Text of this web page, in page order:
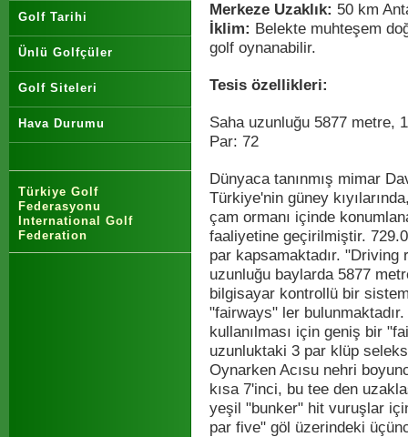
Golf Tarihi
Ünlü Golfçüler
Golf Siteleri
Hava Durumu
Türkiye Golf
Federasyonu
International Golf
Federation
Merkeze Uzaklık: 50 km
İklim: Belekte muhteşem
golf oynanabilir.
Tesis özellikleri:
Saha uzunluğu 5877 metre,
Par: 72
Dünyaca tanınmış mimar
Türkiye'nin güney
çam ormanı içinde
faaliyetine geçirilmiştir.
par kapsamaktadır.
uzunluğu baylarda 5877
bilgisayar kontrollü bir
"fairways" ler
kullanılması için geniş bir
uzunluktaki 3 par klüp
Oynarken Acısu nehri
kısa 7'inci, bu tee den
yeşil "bunker" hit vuruşlar
par five" göl üzerindeki